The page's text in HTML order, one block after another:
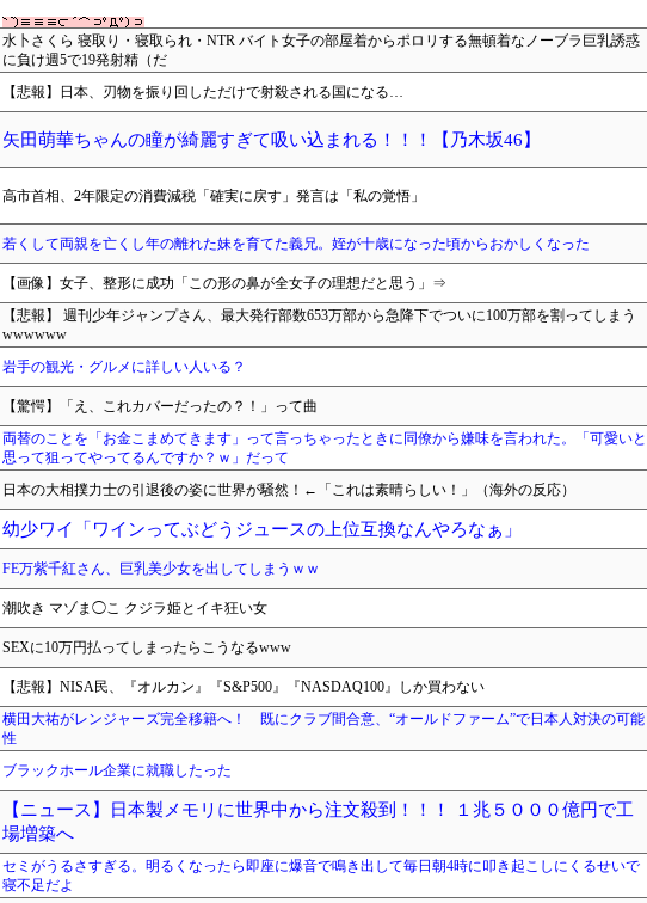
水卜さくら 寝取り・寝取られ・NTR バイト女子の部屋着からポロリする無頓着なノーブラ巨乳誘惑
に負け週5で19発射精（だ
【悲報】日本、刃物を振り回しただけで射殺される国になる…
矢田萌華ちゃんの瞳が綺麗すぎて吸い込まれる！！！【乃木坂46】
高市首相、2年限定の消費減税「確実に戻す」発言は「私の覚悟」
若くして両親を亡くし年の離れた妹を育てた義兄。姪が十歳になった頃からおかしくなった
【画像】女子、整形に成功「この形の鼻が全女子の理想だと思う」⇒
【悲報】 週刊少年ジャンプさん、最大発行部数653万部から急降下でついに100万部を割ってしまう
wwwwww
岩手の観光・グルメに詳しい人いる？
【驚愕】「え、これカバーだったの？！」って曲
両替のことを「お金こまめてきます」って言っちゃったときに同僚から嫌味を言われた。「可愛いと
思って狙ってやってるんですか？ｗ」だって
日本の大相撲力士の引退後の姿に世界が騒然！←「これは素晴らしい！」（海外の反応）
幼少ワイ「ワインってぶどうジュースの上位互換なんやろなぁ」
FE万紫千紅さん、巨乳美少女を出してしまうｗｗ
潮吹き マゾま◯こ クジラ姫とイキ狂い女
SEXに10万円払ってしまったらこうなるwww
【悲報】NISA民、『オルカン』『S&P500』『NASDAQ100』しか買わない
横田大祐がレンジャーズ完全移籍へ！ 既にクラブ間合意、“オールドファーム”で日本人対決の可能
性
ブラックホール企業に就職したった
【ニュース】日本製メモリに世界中から注文殺到！！！ １兆５０００億円で工
場増築へ
セミがうるさすぎる。明るくなったら即座に爆音で鳴き出して毎日朝4時に叩き起こしにくるせいで
寝不足だよ